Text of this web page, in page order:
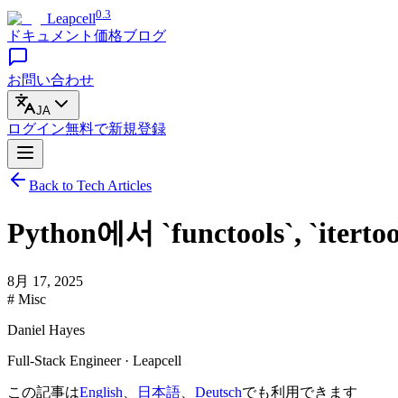
Leapcell0.3
ドキュメント 価格ブログ
お問い合わせ
JA
ログイン無料で新規登録
Back to Tech Articles
Python에서 `functools`,
8月 17, 2025
# Misc
Daniel Hayes
Full-Stack Engineer · Leapcell
この記事はEnglish 日本語 Deutschでも利用できます